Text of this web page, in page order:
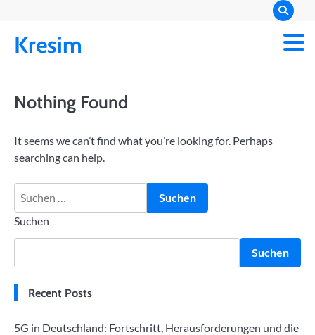
content
Kresim
Nothing Found
It seems we can’t find what you’re looking for. Perhaps
searching can help.
nach:
Suchen
Suchen
Recent Posts
5G in Deutschland: Fortschritt, Herausforderungen und die